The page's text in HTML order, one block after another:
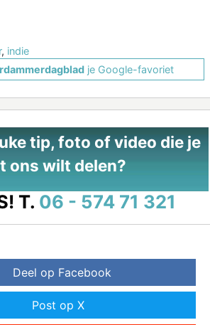
, indie
je Google-favoriet
tip, foto of video die je
ons wilt delen?
T. 06 - 574 71 321
Deel op Facebook
Post op X